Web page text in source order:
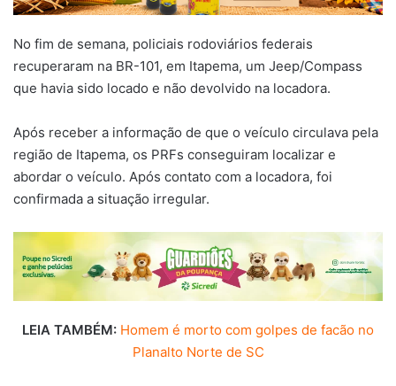
No fim de semana, policiais rodoviários federais
recuperaram na BR-101, em Itapema, um Jeep/Compass
que havia sido locado e não devolvido na locadora.
Após receber a informação de que o veículo circulava pela
região de Itapema, os PRFs conseguiram localizar e
abordar o veículo. Após contato com a locadora, foi
confirmada a situação irregular.
LEIA TAMBÉM: Homem é morto com golpes de facão no
Planalto Norte de SC